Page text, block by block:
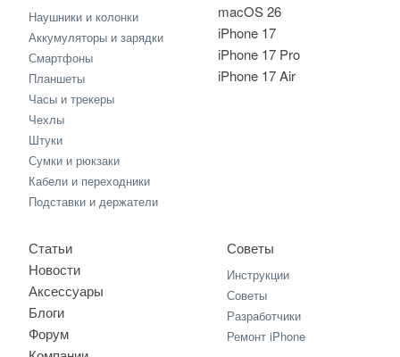
macOS 26
iPhone 17
iPhone 17 Pro
iPhone 17 Air
Наушники и колонки
Аккумуляторы и зарядки
Смартфоны
Планшеты
Часы и трекеры
Чехлы
Штуки
Сумки и рюкзаки
Кабели и переходники
Подставки и держатели
Статьи
Новости
Аксессуары
Блоги
Форум
Советы
Инструкции
Советы
Разработчики
Ремонт iPhone